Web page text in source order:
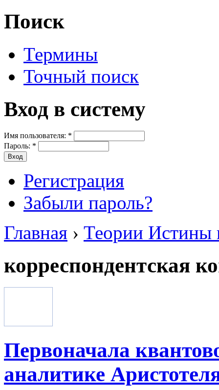
Поиск
Термины
Точный поиск
Вход в систему
Имя пользователя: *
Пароль: *
Регистрация
Забыли пароль?
Главная › Теории Истины
корреспондентская
Первоначала
аналитике